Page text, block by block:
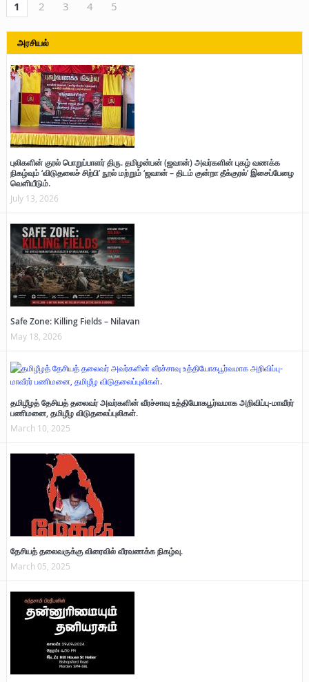
1 2 3 4 5
அரசியல்
புலிகளின் குரல் பொறுப்பாளர் திரு. தமிழன்பன் (ஜவான்) அவர்களின் புகழ் வணக்க
நிகழ்வும் ‘விடுதலைச் சிற்பி’ நூல் மற்றும் ‘ஜவான் – திடம் குன்றா தீக்குரல்’ இசைப்பேழை
வெளியீடும்.
July 13, 2026
Safe Zone: Killing Fields – Nilavan
May 18, 2026
தமிழீழத் தேசியத் தலைவர் அவர்களின் வீரச்சாவு உத்தியோகபூர்வமாக அறிவிப்பு-மாவீரர்
பணிமனை, தமிழீழ விடுதலைப்புலிகள்.
March 10, 2025
தேசியத் தலைவருக்கு விரைவில் வீரவணக்க நிகழ்வு.
March 05, 2025